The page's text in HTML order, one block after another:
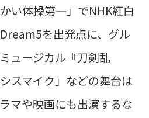
い体操第一」でNHK紅白
を出発点に、グル
ュージカル『刀剣乱
スマイク」などの舞台は
マや映画にも出演するな